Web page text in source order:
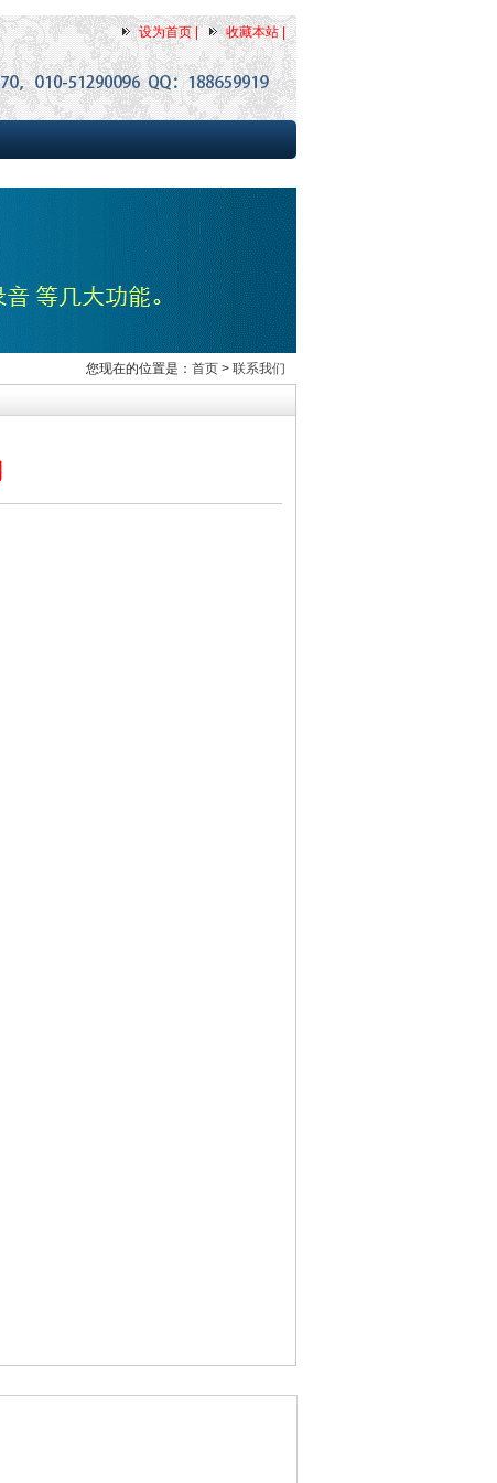
设为首页 | 收藏本站 |
您现在的位置是： 首页 > 联系我们